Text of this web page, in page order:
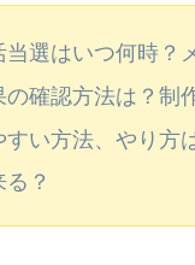
選はいつ何時？
確認方法は？制
い方法、やり方
？